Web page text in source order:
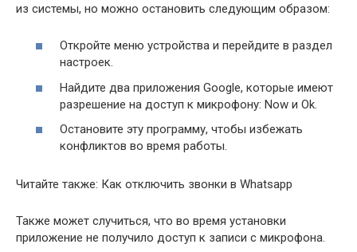
из системы, но можно остановить следующим образом:
Откройте меню устройства и перейдите в раздел
настроек.
Найдите два приложения Google, которые имеют
разрешение на доступ к микрофону: Now и Ok.
Остановите эту программу, чтобы избежать
конфликтов во время работы.
Читайте также: Как отключить звонки в Whatsapp
Также может случиться, что во время установки
приложение не получило доступ к записи с микрофона.